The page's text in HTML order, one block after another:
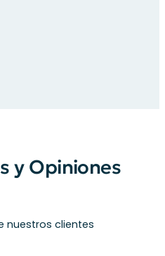
y Opiniones
nuestros clientes